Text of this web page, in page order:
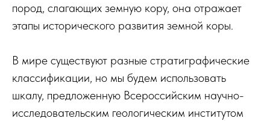
пород, слагающих земную кору, она отражает
этапы исторического развития земной коры.
В мире существуют разные стратиграфические
классификации, но мы будем использовать
шкалу, предложенную Всероссийским научно-
исследовательским геологическим институтом